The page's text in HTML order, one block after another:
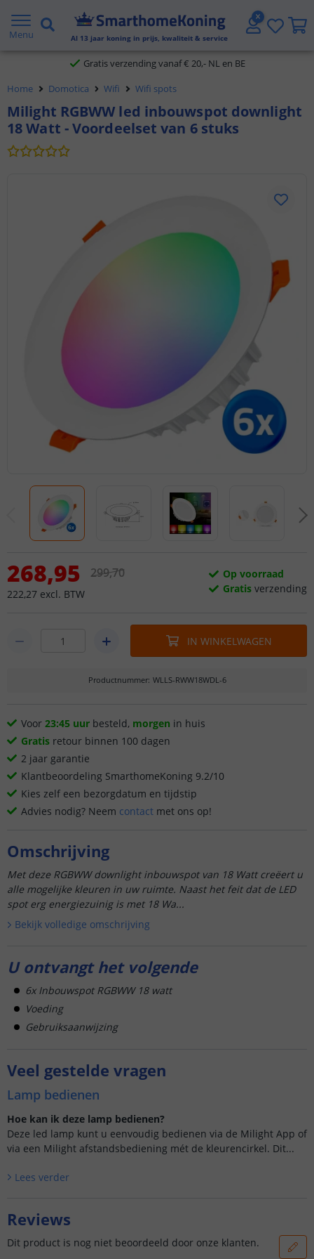
Menu Al 13 jaar koning in prijs, kwaliteit & service
2 jaar garantie
Gratis verzending vanaf € 20,- NL en BE
Klantbeoordeling 9.1
Voor 23:45 uur besteld,morgen in huis
Home Domotica Wifi Wifi spots
Milight RGBWW led inbouwspot downlight
18 Watt - Voordeelset van 6 stuks
268,95
222,27 excl. BTW
299,70
Op voorraad
Gratis verzending
IN WINKELWAGEN
Productnummer: WLLS-RWW18WDL-6
Voor 23:45 uur besteld, morgen in huis
Gratis retour binnen 100 dagen
2 jaar garantie
Klantbeoordeling SmarthomeKoning 9.2/10
Kies zelf een bezorgdatum en tijdstip
Advies nodig? Neem contact met ons op!
Omschrijving
Met deze RGBWW downlight inbouwspot van 18 Watt creëert u
alle mogelijke kleuren in uw ruimte. Naast het feit dat de LED
spot erg energiezuinig is met 18 Wa...
Bekijk volledige omschrijving
U ontvangt het volgende
6x Inbouwspot RGBWW 18 watt
Voeding
Gebruiksaanwijzing
Veel gestelde vragen
Lamp bedienen
Hoe kan ik deze lamp bedienen?
Deze led lamp kunt u eenvoudig bedienen via de Milight App of
via een Milight afstandsbediening mét de kleurencirkel. Dit...
Lees verder
Reviews
Dit product is nog niet beoordeeld door onze klanten.